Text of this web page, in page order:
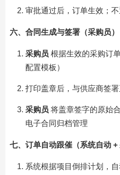
审批通过后，订单生效；
六、合同生成与签署（采购员）
采购员 根据生效的采购订
配置模板）
打印盖章后，与供应商签署
采购员 将盖章签字的原始
电子合同归档管理
七、订单自动跟催（系统自动 +
系统根据项目倒排计划，